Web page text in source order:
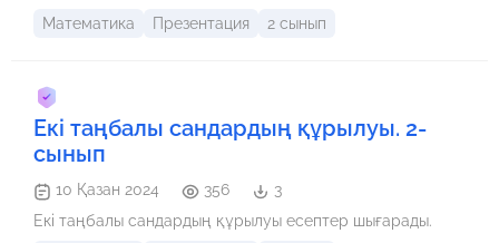
Математика
Презентация 2 сынып
Екі таңбалы сандардың құрылуы. 2-
сынып
10 Қазан 2024 356
3
Екі таңбалы сандардың құрылуы есептер шығарады.